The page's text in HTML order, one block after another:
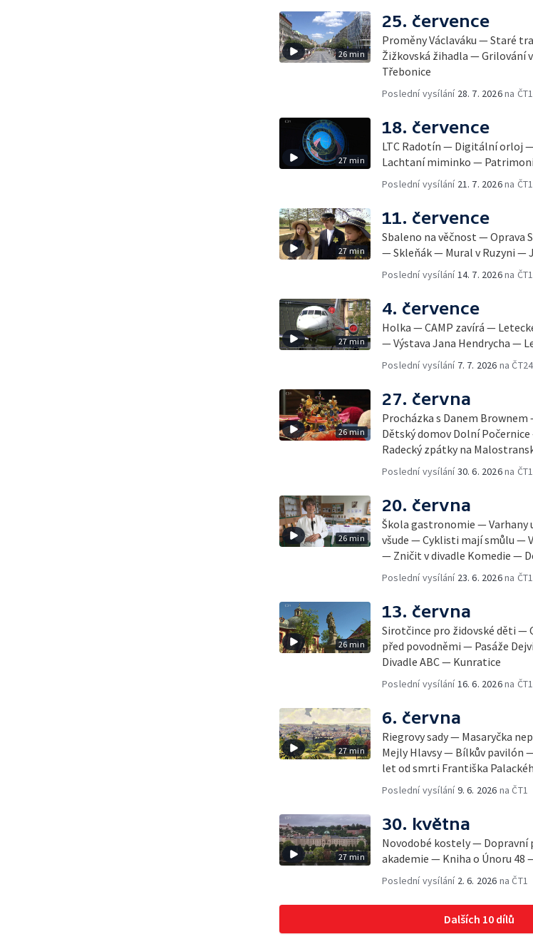
26 min
25. července
Proměny Václaváku — Staré
Žižkovská žihadla —
Třebonice
Poslední vysílání 28. 7. 2026na ČT1
27 min
18. července
LTC Radotín — Digitální orloj
Lachtaní miminko —
Poslední vysílání 21. 7. 2026na ČT1
27 min
11. července
Sbaleno na věčnost —
— Skleňák — Mural v Ruzyni —
Poslední vysílání14. 7. 2026na ČT1
27 min
4. července
Holka — CAMP zavírá —
— Výstava Jana Hendrycha —
Poslední vysílání 7. 7. 2026 na ČT24
26 min
27. června
Procházka s Danem
Dětský domov Dolní
Radecký zpátky na
Poslední vysílání30. 6. 2026na ČT1
26 min
20. června
Škola gastronomie — Varhany
všude — Cyklisti mají smůlu —
— Zničit v divadle Komedie —
Poslední vysílání 23. 6. 2026na ČT1
26 min
13. června
Sirotčince pro židovské děti —
před povodněmi — Pasáže
Divadle ABC — Kunratice
Poslední vysílání16. 6. 2026na ČT1
27 min
6. června
Riegrovy sady — Masaryčka
Mejly Hlavsy — Bílkův pavilón
let od smrti Františka
Poslední vysílání9. 6. 2026 na ČT1
27 min
30. května
Novodobé kostely —
akademie — Kniha o Únoru 48
Poslední vysílání 2. 6. 2026 na ČT1
Dalších 10 dílů